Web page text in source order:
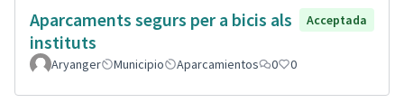
Aparcaments segurs per a bicis als
instituts
Acceptada
Aryanger Municipio Aparcamientos 0 0